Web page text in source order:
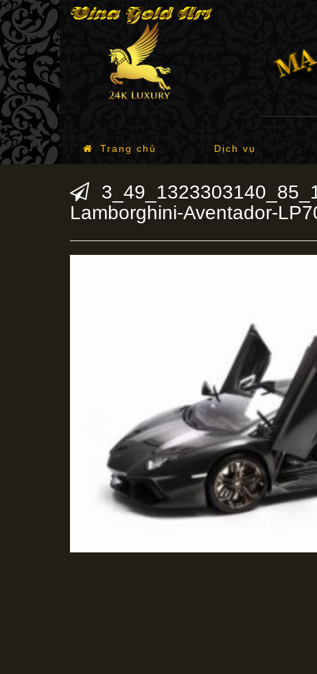
Trang chủ Dịch vụ
Lamborghini-Aventador-